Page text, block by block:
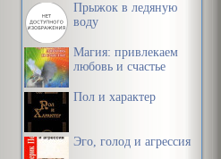
Прыжок в ледяную
воду
Магия: привлекаем
любовь и счастье
Пол и характер
Эго, голод и агрессия